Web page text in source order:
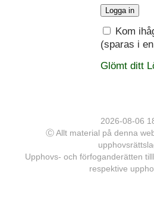
Kom
(sparas i
Glömt ditt
2026-08-06
Ⓒ Allt material på denna
Upphovs- och förfoganderätten
respektive